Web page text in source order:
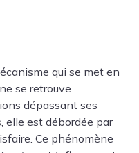
qui se met en
se retrouve
dépassant ses
elle est débordée par
Ce phénomène